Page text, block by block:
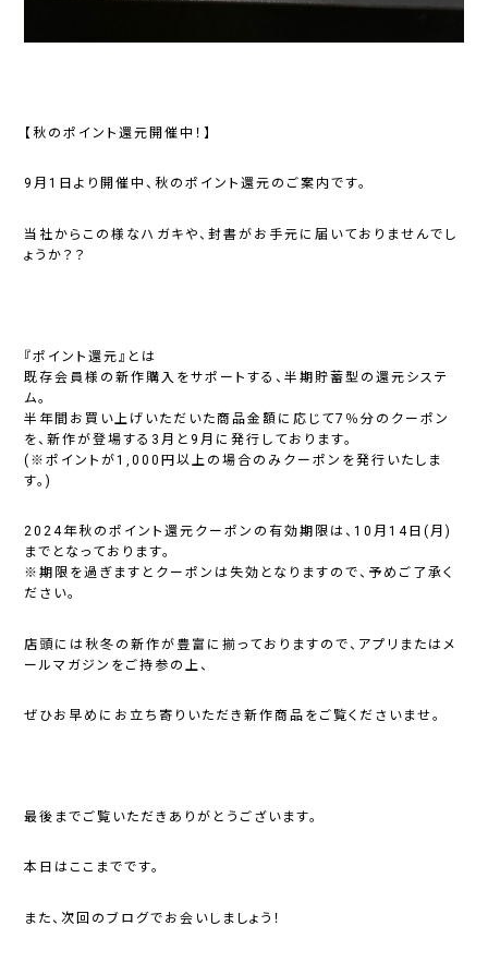
【秋のポイント還元開催中！】
9月1日より開催中、秋のポイント還元のご案内です。
当社からこの様なハガキや、封書がお手元に届いておりませんでし
ょうか？？
『ポイント還元』とは
既存会員様の新作購入をサポートする、半期貯蓄型の還元システ
ム。
半年間お買い上げいただいた商品金額に応じて7％分のクーポン
を、新作が登場する3月と9月に発行しております。
(※ポイントが1,000円以上の場合のみクーポンを発行いたしま
す。)
2024年秋のポイント還元クーポンの有効期限は、10月14日(月)
までとなっております。
※期限を過ぎますとクーポンは失効となりますので、予めご了承く
ださい。
店頭には秋冬の新作が豊富に揃っておりますので、アプリまたはメ
ールマガジンをご持参の上、
ぜひお早めにお立ち寄りいただき新作商品をご覧くださいませ。
最後までご覧いただきありがとうございます。
本日はここまでです。
また、次回のブログでお会いしましょう！